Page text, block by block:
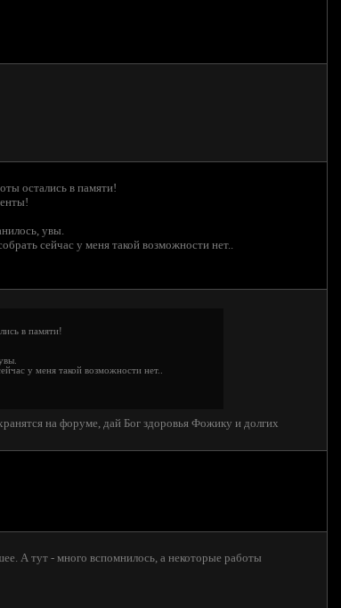
остались в памяти!
увы.
сейчас у меня такой возможности нет..
в памяти!
у меня такой возможности нет..
на форуме, дай Бог здоровья Фожику и долгих
А тут - много вспомнилось, а некоторые работы